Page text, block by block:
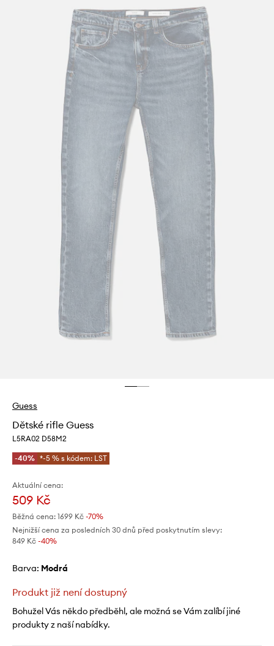
Guess
Dětské rifle Guess
L5RA02 D58M2
-40% *-5 % s kódem: LST
Aktuální cena:
509 Kč
Běžná cena: 1699 Kč -70%
Nejnižší cena za posledních 30 dnů před poskytnutím slevy:
849 Kč -40%
Barva: modrá
Produkt již není dostupný
Bohužel Vás někdo předběhl, ale možná se Vám zalíbí jiné
produkty z naší nabídky.